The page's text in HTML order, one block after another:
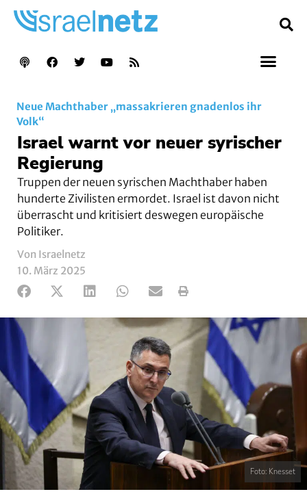
Neue Machthaber „massakrieren gnadenlos ihr
Volk“
Israel warnt vor neuer syrischer
Regierung
Truppen der neuen syrischen Machthaber haben
hunderte Zivilisten ermordet. Israel ist davon nicht
überrascht und kritisiert deswegen europäische
Politiker.
Von Israelnetz
10. März 2025
Foto: Knesset